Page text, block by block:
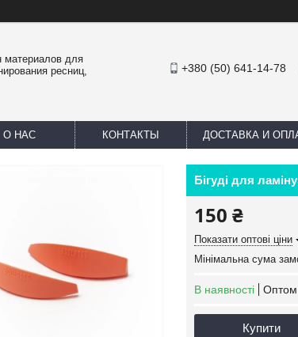
материалов для
ресниц,
+380 (50) 641-14-78
О НАС КОНТАКТЫ ДОСТАВКА И
Бігуді для
150 ₴
Показати оптові ціни
Мінімальна сума
В наявності Оптом
Купити